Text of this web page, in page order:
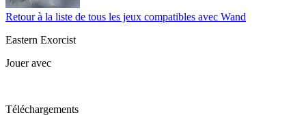
Retour à la liste de tous les jeux compatibles avec Wand
Eastern Exorcist
Jouer avec
Téléchargements